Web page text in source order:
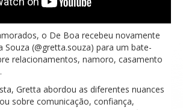
o De Boa recebeu novamente
Souza (@gretta.souza) para um bate-
relacionamentos, namoro, casamento
Gretta abordou as diferentes nuances
sobre comunicação, confiança,